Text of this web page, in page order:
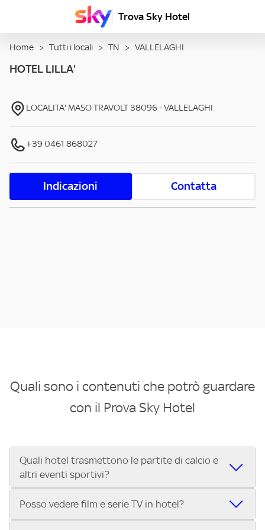
Trova Sky Hotel
Home > Tutti i locali > TN > VALLELAGHI
HOTEL LILLA'
LOCALITA' MASO TRAVOLT38096-VALLELAGHI
+39 0461 868027
Indicazioni Contatta
Quali sono i contenuti che potrò guardare
con il Prova Sky Hotel
Quali hotel trasmettono le partite di calcio e
altri eventi sportivi?
Se cerchi un hotel dove poter vedere le partite di Serie A,
Posso vedere film e serie TV in hotel?